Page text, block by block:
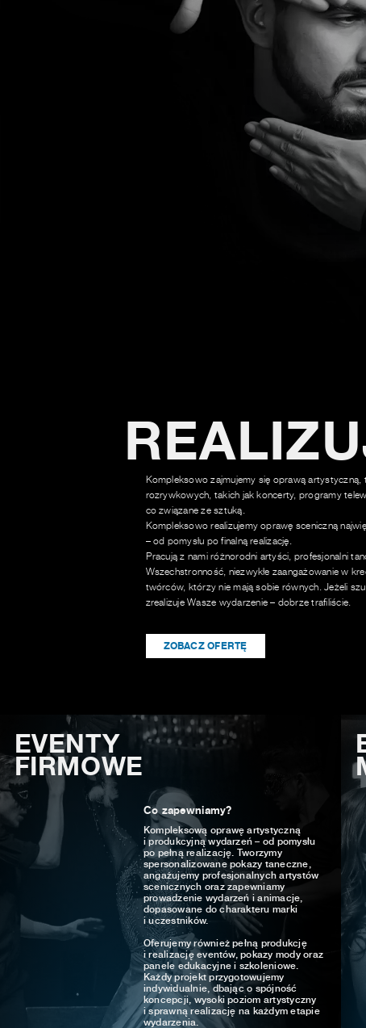
Kompleksowo zajmujemy się oprawą
rozrywkowych, takich jak koncerty, programy
co związane ze sztuką.
Kompleksowo realizujemy oprawę sceniczną
– od pomysłu po finalną realizację.
Pracują z nami różnorodni artyści, profesjonalni
Wszechstronność, niezwykłe zaangażowanie w
twórców, którzy nie mają sobie równych. Jeżeli
zrealizuje Wasze wydarzenie – dobrze trafiliście.
ZOBACZ OFERTĘ
EVENTY
FIRMOWE
Co zapewniamy?
Kompleksową oprawę artystyczną
i produkcyjną wydarzeń – od pomysłu
po pełną realizację. Tworzymy
spersonalizowane pokazy taneczne,
angażujemy profesjonalnych artystów
scenicznych oraz zapewniamy
prowadzenie wydarzeń i animacje,
dopasowane do charakteru marki
i uczestników.
Oferujemy również pełną produkcję
i realizację eventów, pokazy mody oraz
panele edukacyjne i szkoleniowe.
Każdy projekt przygotowujemy
indywidualnie, dbając o spójność
koncepcji, wysoki poziom artystyczny
i sprawną realizację na każdym etapie
wydarzenia.